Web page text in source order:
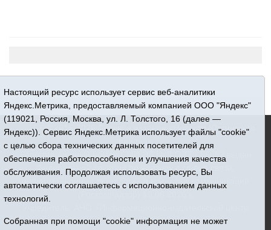
16+ © 2015-2026 Сетевое издание «Новости Юргинского
Регистрационный номер СМИ ЭЛ № ФС 77 - 66052 выдан
Федеральной службой по надзору в сфере связи,
«Призыв»
Настоящий ресурс использует сервис веб-аналитики
Яндекс.Метрика, предоставляемый компанией ООО "Яндекс"
(119021, Россия, Москва, ул. Л. Толстого, 16 (далее —
Яндекс)). Сервис Яндекс.Метрика использует файлы "cookie"
с целью сбора технических данных посетителей для
обеспечения работоспособности и улучшения качества
обслуживания. Продолжая использовать ресурс, Вы
автоматически соглашаетесь с использованием данных
технологий.
Собранная при помощи "cookie" информация не может